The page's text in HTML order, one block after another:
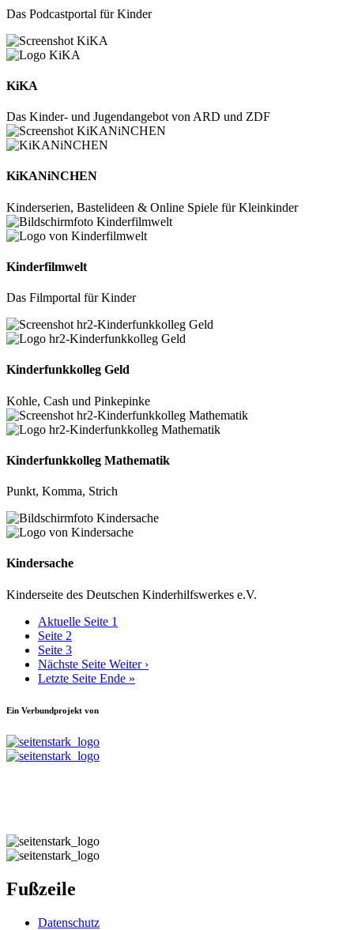
Das Podcastportal für Kinder
KiKA
Das Kinder- und Jugendangebot von ARD und ZDF
KiKANiNCHEN
Kinderserien, Bastelideen & Online Spiele für Kleinkinder
Kinderfilmwelt
Das Filmportal für Kinder
Kinderfunkkolleg Geld
Kohle, Cash und Pinkepinke
Kinderfunkkolleg Mathematik
Punkt, Komma, Strich
Kindersache
Kinderseite des Deutschen Kinderhilfswerkes e.V.
Aktuelle Seite 1
Seite 2
Seite 3
Nächste Seite Weiter ›
Letzte Seite Ende »
Ein Verbundprojekt von
Fußzeile
Datenschutz